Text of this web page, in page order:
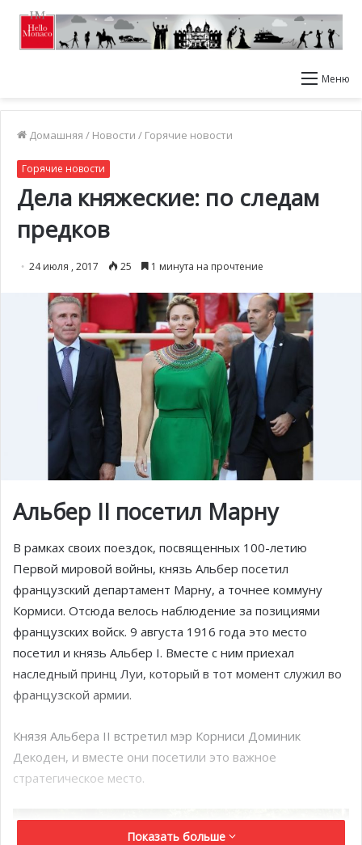
Меню
Домашняя / Новости / Горячие новости
Горячие новости
Дела княжеские: по следам
предков
24 июля , 2017 25 1 минута на прочтение
Альбер II посетил Марну
В рамках своих поездок, посвященных 100-летию
Первой мировой войны, князь Альбер посетил
французский департамент Марну, а точнее коммуну
Кормиси. Отсюда велось наблюдение за позициями
французских войск. 9 августа 1916 года это место
посетил и князь Альбер I. Вместе с ним приехал
наследный принц Луи, который в тот момент служил во
французской армии.
Князя Альбера II встретил мэр Корниси Доминик
Декоден, и вместе они посетили это важное
стратегическое место.
Показать больше